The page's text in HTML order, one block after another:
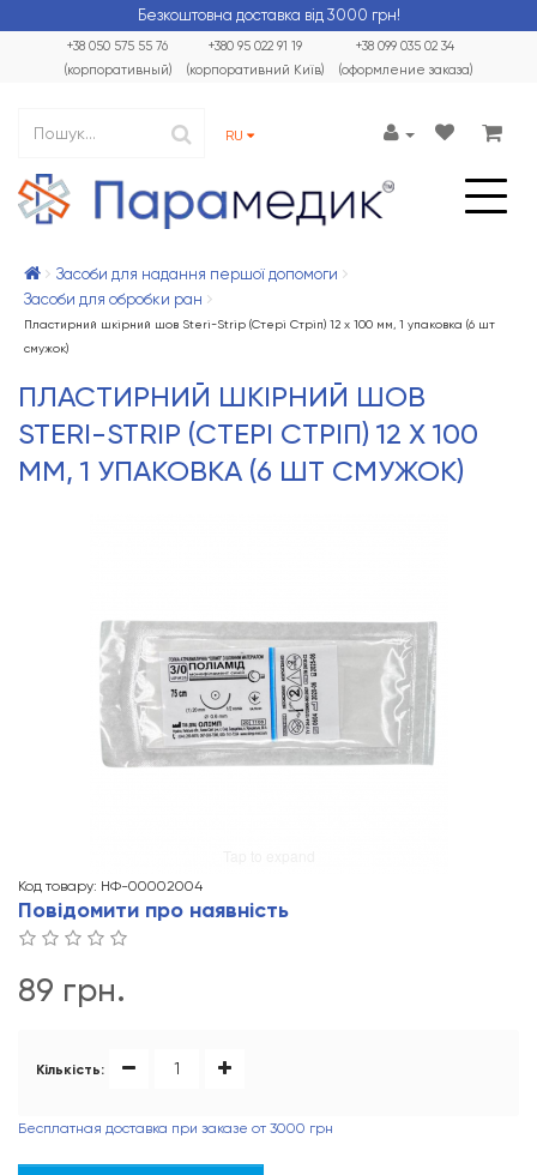
Безкоштовна доставка від 3000 грн!
+38 099 035 02 34
(оформление заказа)
+38 050 575 55 76
(корпоративный)
+380 95 022 91 19
(корпоративний Київ)
RU
Засоби для надання першої допомоги
Засоби для обробки ран
Пластирний шкірний шов Steri-Strip (Стері Стріп) 12 x 100 мм, 1 упаковка (6 шт
смужок)
ПЛАСТИРНИЙ ШКІРНИЙ ШОВ
STERI-STRIP (СТЕРІ СТРІП) 12 X 100
ММ, 1 УПАКОВКА (6 ШТ СМУЖОК)
Код товару: НФ-00002004
Повідомити про наявність
89 грн.
Кількість:
Бесплатная доставка при заказе от 3000 грн